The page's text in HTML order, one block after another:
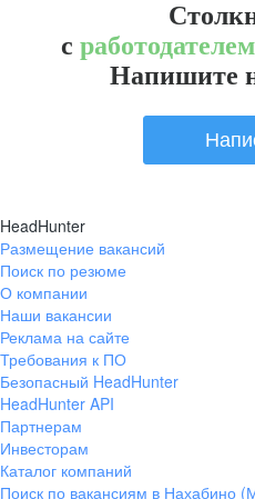
с
Напишите
HeadHunter
Размещение вакансий
Поиск по резюме
О компании
Наши вакансии
Реклама на сайте
Требования к ПО
Безопасный HeadHunter
HeadHunter API
Партнерам
Инвесторам
Каталог компаний
Поиск по вакансиям в Нахабино